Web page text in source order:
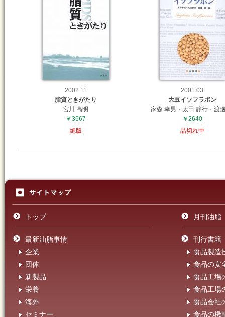
2002.11
脂質ときがたり
宮川 高明
￥3667
絶版
2001.03
大豆イソフラボン
家森 幸男・太田 静行・渡
￥2640
品切れ中
トップ
最新油脂事情
企業
団体
新製品
栄養
海外
セミナー
月刊油脂
刊行書籍
食品製造
食品の安
食品工場
食品工場
食品会社
食品の機